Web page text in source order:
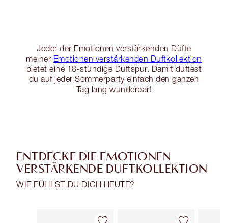
Jeder der Emotionen verstärkenden Düfte
meiner Emotionen verstärkenden Duftkollektion
bietet eine 18-stündige Duftspur. Damit duftest
du auf jeder Sommerparty einfach den ganzen
Tag lang wunderbar!
ENTDECKE DIE EMOTIONEN
VERSTÄRKENDE DUFTKOLLEKTION
WIE FÜHLST DU DICH HEUTE?